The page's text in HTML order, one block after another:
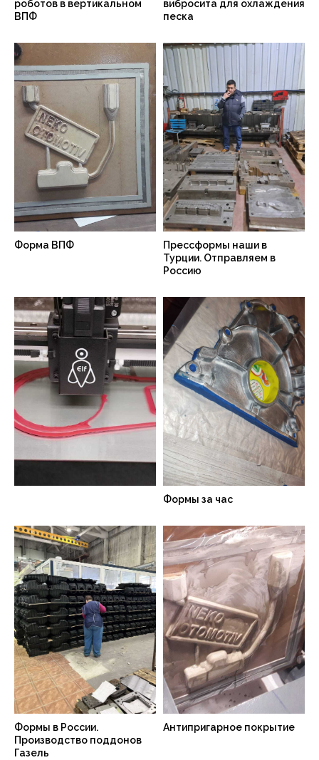
роботов в вертикальном
ВПФ
вибросита для охлаждения
песка
Форма ВПФ
Прессформы наши в
Турции. Отправляем в
Россию
Формы за час
Формы в России.
Производство поддонов
Газель
Антипригарное покрытие